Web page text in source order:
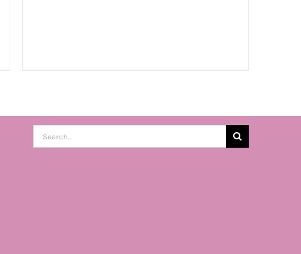
Buscar: